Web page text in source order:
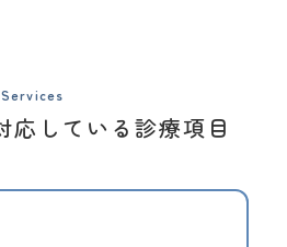
応している診療項目